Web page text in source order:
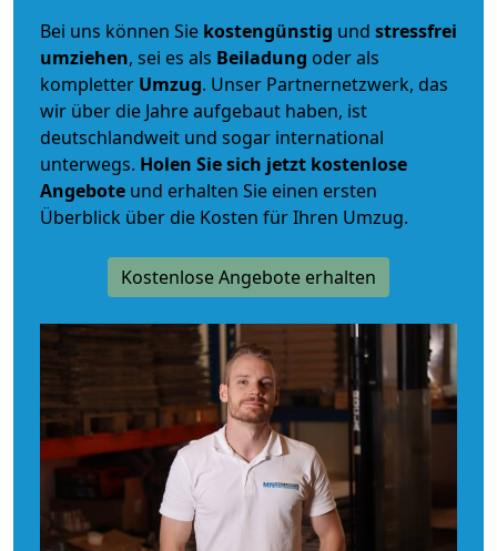
Bei uns können Sie kostengünstig und stressfrei
umziehen, sei es als Beiladung oder als
kompletter Umzug. Unser Partnernetzwerk, das
wir über die Jahre aufgebaut haben, ist
deutschlandweit und sogar international
unterwegs. Holen Sie sich jetzt kostenlose
Angebote und erhalten Sie einen ersten
Überblick über die Kosten für Ihren Umzug.
Kostenlose Angebote erhalten